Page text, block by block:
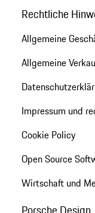
Rechtliche
Allgemeine
Allgemeine
Impressum und
Cookie Policy
Open Source
Wirtschaft und